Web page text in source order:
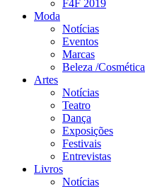
F4F 2019
Moda
Notícias
Eventos
Marcas
Beleza /Cosmética
Artes
Notícias
Teatro
Dança
Exposições
Festivais
Entrevistas
Livros
Notícias